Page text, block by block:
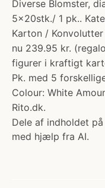
Diverse Blomster,
5x20stk./ 1 pk..
Karton /
nu 239.95 kr.
figurer i kraftigt
Pk. med 5
Colour: White
Rito.dk.
Dele af indholdet
med hjælp fra AI.